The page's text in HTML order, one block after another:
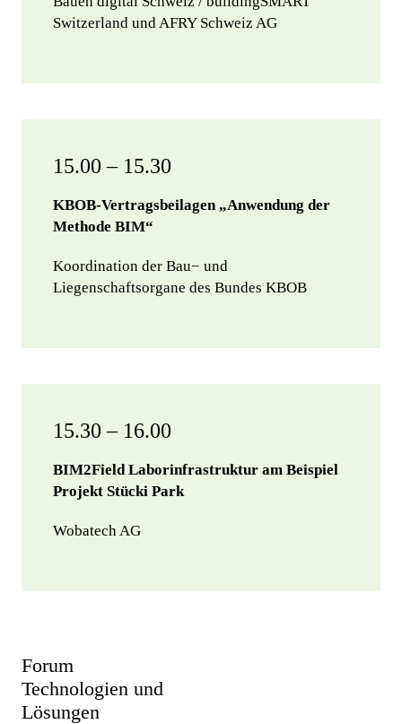
Switzerland und AFRY Schweiz AG
15.00 – 15.30
KBOB-Vertragsbeilagen „Anwendung der
Methode BIM“
Koordination der Bau− und
Liegenschaftsorgane des Bundes KBOB
15.30 – 16.00
BIM2Field Laborinfrastruktur am Beispiel
Projekt Stücki Park
Wobatech AG
Forum
Technologien und
Lösungen